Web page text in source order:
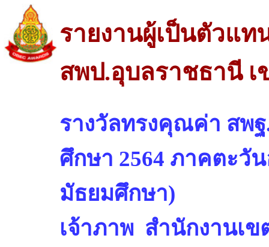
รายงานผู้เป็นตัวแท
สพป.อุบลราชธานี เ
รางวัลทรงคุณค่า สพฐ
ศึกษา 2564 ภาคตะวั
มัธยมศึกษา)
เจ้าภาพ สำนักงานเ